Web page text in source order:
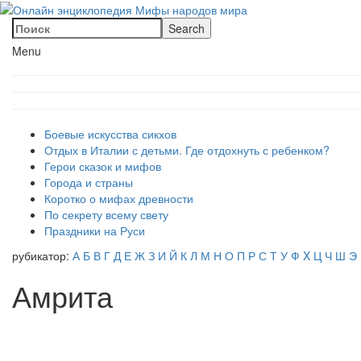
Menu
Боевые искусства сикхов
Отдых в Италии с детьми. Где отдохнуть с ребенком?
Герои сказок и мифов
Города и страны
Коротко о мифах древности
По секрету всему свету
Праздники на Руси
рубикатор: А Б В Г Д Е Ж З И Й К Л М Н О П Р С Т У Ф X Ц Ч Ш Э
Амрита